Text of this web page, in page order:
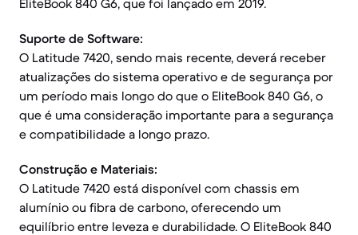
EliteBook 840 G6, que foi lançado em 2019.
Suporte de Software:
O Latitude 7420, sendo mais recente, deverá receber
atualizações do sistema operativo e de segurança por
um período mais longo do que o EliteBook 840 G6, o
que é uma consideração importante para a segurança
e compatibilidade a longo prazo.
Construção e Materiais:
O Latitude 7420 está disponível com chassis em
alumínio ou fibra de carbono, oferecendo um
equilíbrio entre leveza e durabilidade. O EliteBook 840